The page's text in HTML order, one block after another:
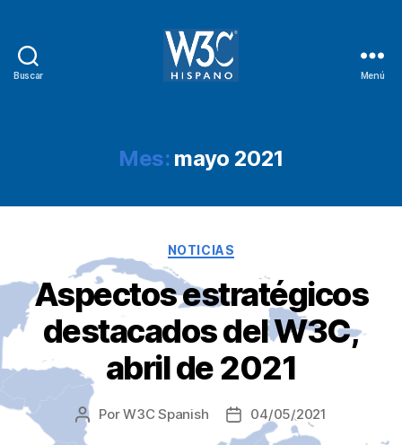
Buscar Menú
Mes: mayo 2021
Categorías
NOTICIAS
Aspectos estratégicos
destacados del W3C,
abril de 2021
Autor
de
PorW3C Spanish
Fecha
de
04/05/2021